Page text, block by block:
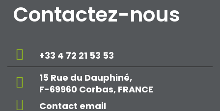
Contactez-nous
+33 4 72 21 53 53
15 Rue du Dauphiné,
F-69960 Corbas, FRANCE
Contact email